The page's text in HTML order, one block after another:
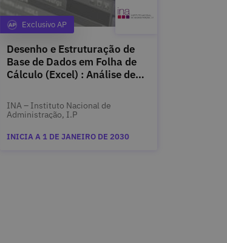
Desenho e Estruturação de
Base de Dados em Folha de
Cálculo (Excel) : Análise de
INA – Instituto Nacional de
Administração, I.P
Categoria
Exclusivo AP
INICIA A 1 DE JANEIRO DE 2030